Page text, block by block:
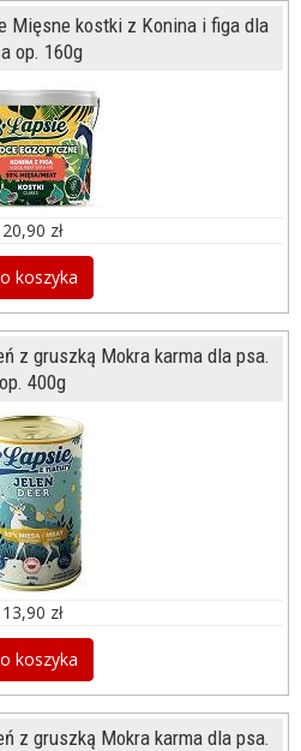
Mięsne kostki z Konina i figa dla
op. 160g
20,90 zł
koszyka
z gruszką Mokra karma dla psa.
op. 400g
13,90 zł
koszyka
z gruszką Mokra karma dla psa.